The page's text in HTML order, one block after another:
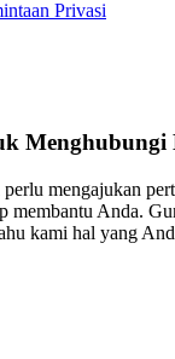
Privasi
Menghubungi
mengajukan
membantu Anda.
kami hal yang